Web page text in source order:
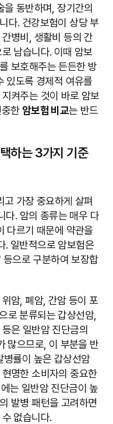
동반하며, 장기간의
다. 건강보험이 상당 부
병비, 생활비 등의 간
남습니다. 이때 암보
보호해주는 든든한 방
있도록 경제적 여유를
켜주는 것이 바로 암보
한암보험 비교는 반드
하는 3가지 기준
고 가장 중요하게 살펴
다. 암의 종류는 매우 다
다르기 때문에 약관을
. 일반적으로 암보험은
으로 구분하여 보장합
암, 폐암, 간암 등이 포
로 분류되는 갑상선암,
은 일반암 진단금의
많으므로, 이 부분을 반
병률이 높은 갑상선암
명한 소비자의 중요한
는 일반암 진단금이 높
발병 패턴을 고려하면
없습니다.